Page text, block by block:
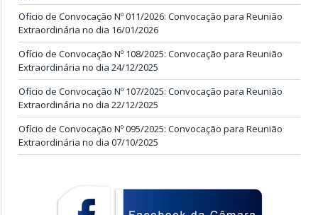
Ofício de Convocação Nº 011/2026: Convocação para Reunião
Extraordinária no dia 16/01/2026
Ofício de Convocação Nº 108/2025: Convocação para Reunião
Extraordinária no dia 24/12/2025
Ofício de Convocação Nº 107/2025: Convocação para Reunião
Extraordinária no dia 22/12/2025
Ofício de Convocação Nº 095/2025: Convocação para Reunião
Extraordinária no dia 07/10/2025